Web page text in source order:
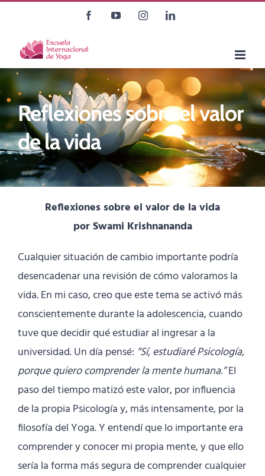
contenido
FacebookYouTubeInstagramLinkedIn
Reflexiones sobre el valor
de la vida
Reflexiones sobre el valor de la vida
por Swami Krishnananda
Cualquier situación de cambio importante podría
desencadenar una revisión de cómo valoramos la
vida. En mi caso, creo que este tema se activó más
conscientemente durante la adolescencia, cuando
tuve que decidir qué estudiar al ingresar a la
universidad. Un día pensé: “Sí, estudiaré Psicología,
porque quiero comprender la mente humana.”El
paso del tiempo matizó este valor, por influencia
de la propia Psicología y, más intensamente, por la
filosofía del Yoga. Y entendí que lo importante era
comprender y conocer mi propia mente, y que ello
sería la forma más segura de comprender cualquier